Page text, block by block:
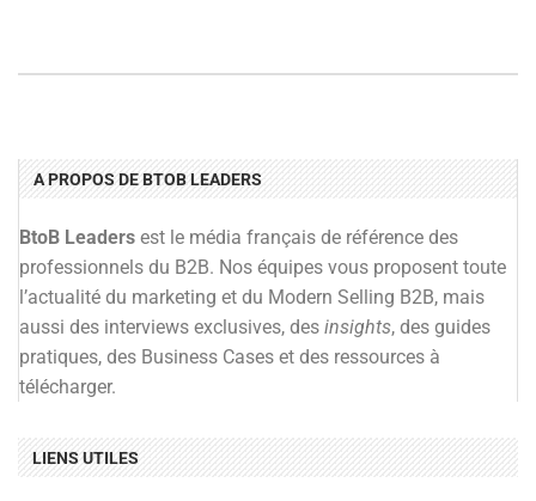
A PROPOS DE BTOB LEADERS
BtoB Leaders est le média français de référence des
professionnels du B2B. Nos équipes vous proposent toute
l’actualité du marketing et du Modern Selling B2B, mais
aussi des interviews exclusives, des insights, des guides
pratiques, des Business Cases et des ressources à
télécharger.
LIENS UTILES